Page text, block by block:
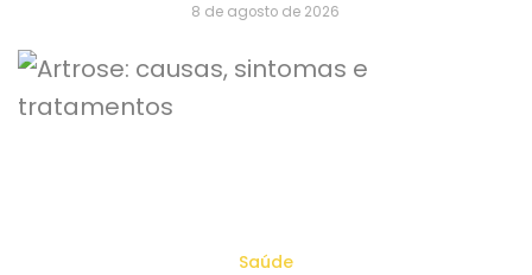
8 de agosto de 2026
Saúde